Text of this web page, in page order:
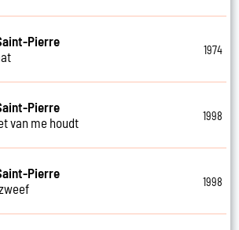
Pierre
1974
Pierre
van me houdt
1998
Pierre
1998